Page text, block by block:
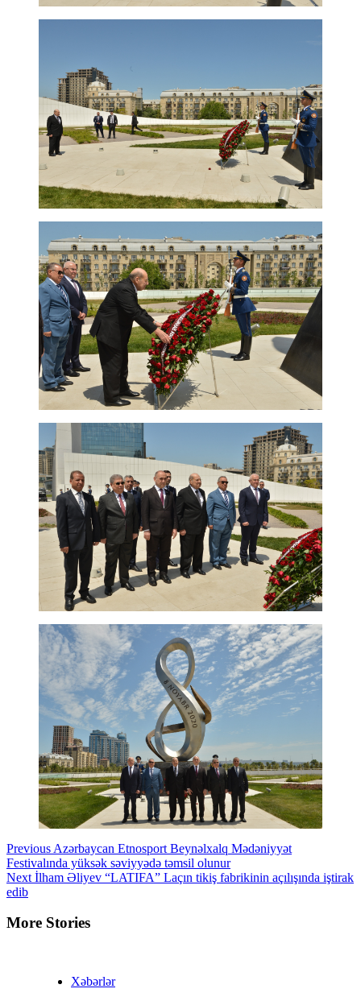
Continue
Reading
Previous Azərbaycan Etnosport Beynəlxalq Mədəniyyət
Festivalında yüksək səviyyədə təmsil olunur
Next İlham Əliyev “LATIFA” Laçın tikiş fabrikinin açılışında iştirak
edib
More Stories
Xəbərlər